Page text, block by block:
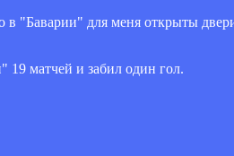
"Баварии" для меня открыты
19 матчей и забил один гол.